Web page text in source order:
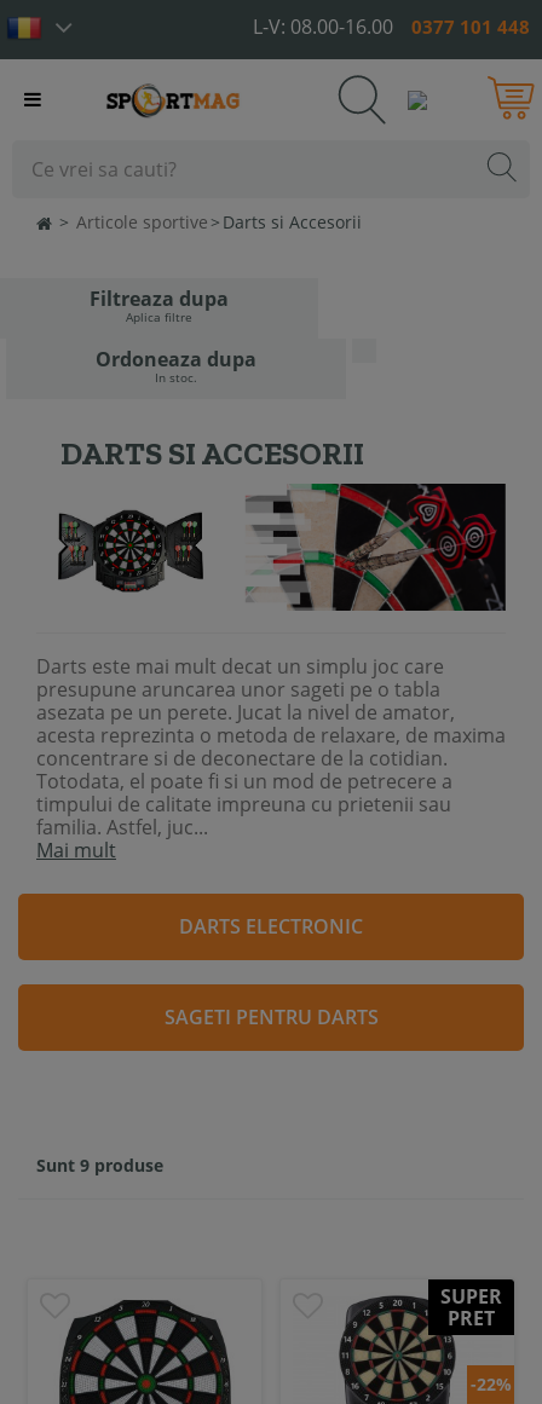
L-V: 08.00-16.00 0377 101 448
Toggle
> Articole sportive > Darts si Accesorii
Filtreaza dupa
Aplica filtre
Ordoneaza dupa
In stoc.
DARTS SI ACCESORII
Darts este mai mult decat un simplu joc care
presupune aruncarea unor sageti pe o tabla
asezata pe un perete. Jucat la nivel de amator,
acesta reprezinta o metoda de relaxare, de maxima
concentrare si de deconectare de la cotidian.
Totodata, el poate fi si un mod de petrecere a
timpului de calitate impreuna cu prietenii sau
familia. Astfel, juc...
Mai mult
DARTS ELECTRONIC
SAGETI PENTRU DARTS
Sunt 9 produse
SUPER
PRET
-22%